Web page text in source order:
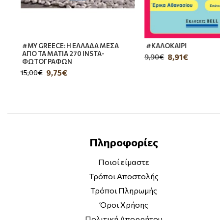
#MY GREECE: Η ΕΛΛΑΔΑ ΜΕΣΑ
ΑΠΟ ΤΑ ΜΑΤΙΑ 270 INSTA-
ΦΩΤΟΓΡΑΦΩΝ
9,75€
15,00€
#ΚΑΛΟΚΑΙΡΙ
8,91€
9,90€
Πληροφορίες
Ποιοί είμαστε
Τρόποι Αποστολής
Τρόποι Πληρωμής
Όροι Χρήσης